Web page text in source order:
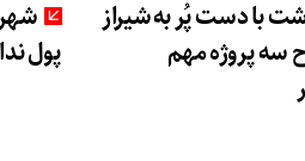
با دست پُر به شیراز
سه پروژه مهم
پول